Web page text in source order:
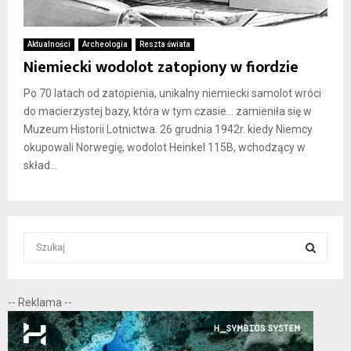
Aktualności Archeologia Reszta świata
Niemiecki wodolot zatopiony w fiordzie
Po 70 latach od zatopienia, unikalny niemiecki samolot wróci
do macierzystej bazy, która w tym czasie… zamieniła się w
Muzeum Historii Lotnictwa. 26 grudnia 1942r. kiedy Niemcy
okupowali Norwegię, wodolot Heinkel 115B, wchodzący w
skład...
c
h
f
E
A
-- Reklama --